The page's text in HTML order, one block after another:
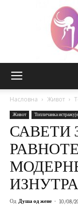
Насловна Живот
Живот Топличанка истражује
САВЕТИ
ИЗНУТРА
Од Душа од жене - 10/08/